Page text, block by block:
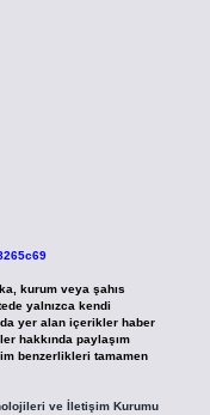
kurum veya şahıs
yalnızca kendi
yer alan içerikler haber
hakkında paylaşım
benzerlikleri tamamen
ve İletişim Kurumu